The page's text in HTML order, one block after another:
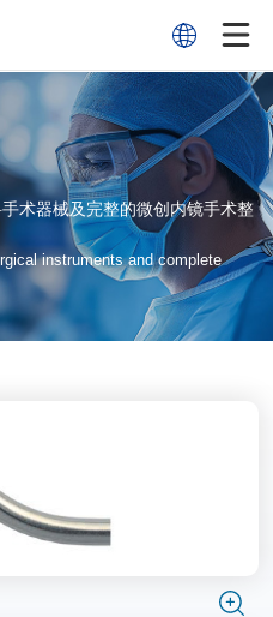
术器械及完整的微创内镜手术整
instruments and complete